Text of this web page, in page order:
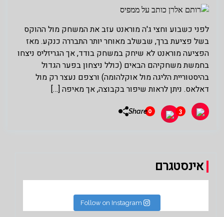
לפני כשבוע וחצי ג'ה מוראנט עזב את המשחק מול ההוקס
בשל פציעת ברך, שבשלב מאוחר יותר התבררה כנקע. מאז
הפציעה מוראנט לא שיחק במשחק בודד, אך הגריזליס ניצחו
בחמשת משחקיהם הבאים (כולל ניצחון בפער הגדול
בהיסטוריית הליגה מול אוקלהומה) ורצפם נעצר רק מול
דאלאס. ניתן לראות שיפור בקבוצה, אך מאיפה […]
3
0
Share
אינסטגרם
Follow on Instagram